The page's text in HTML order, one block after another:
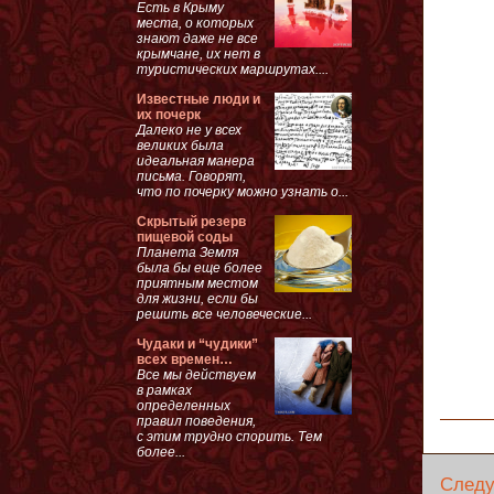
Есть в Крыму
места, о которых
знают даже не все
крымчане, их нет в
туристических маршрутах....
Известные люди и
их почерк
Далеко не у всех
великих была
идеальная манера
письма. Говорят,
что по почерку можно узнать о...
Скрытый резерв
пищевой соды
Планета Земля
была бы еще более
приятным местом
для жизни, если бы
решить все человеческие...
Чудаки и “чудики”
всех времен…
Все мы действуем
в рамках
определенных
правил поведения,
с этим трудно спорить. Тем
более...